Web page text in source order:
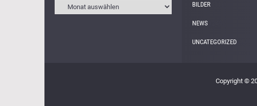
BILDER
NEWS
UNCATEGORIZED
Copyright ©